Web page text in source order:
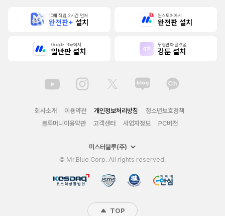
10배 적립, 2시간 먼저
완전판+ 설치
원스토어에서
완전판 설치
Google Play에서
일반판 설치
무협만화 플랫폼
강툰 설치
회사소개 이용약관 개인정보처리방침
청소년보호정책
블루머니이용약관
고객센터 사업자정보 PC버전
미스터블루(주)
© Mr.Blue Corp. All rights reserved.
TOP